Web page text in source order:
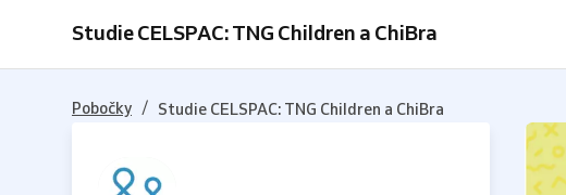
Studie CELSPAC: TNG Children a ChiBra
Pobočky / Studie CELSPAC: TNG Children a ChiBra